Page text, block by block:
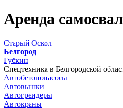
Аренда
Старый Оскол
Белгород
Губкин
Спецтехника в Белгородской
Автобетононасосы
Автовышки
Автогрейдеры
Автокраны